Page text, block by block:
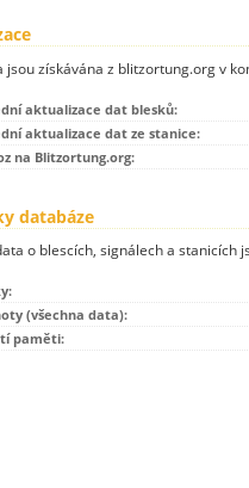
jsou získávána z blitzortung.org v
aktualizace dat blesků:
aktualizace dat ze stanice:
na Blitzortung.org:
databáze
o blescích, signálech a
(všechna data):
paměti: